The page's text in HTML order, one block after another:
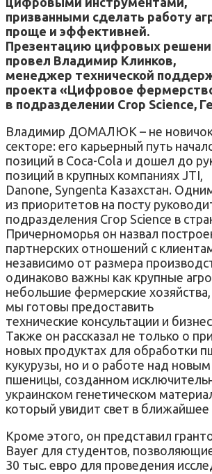
призванными сделать работу
проще и эффективней.
Презентацию цифровых
провел Владимир Клинков,
менеджер технической
проекта «Цифровое
в подразделении Crop Science,
Владимир ДОМАЛЮК – не новичок
секторе: его карьерный путь
позиций в Coca-Cola и дошел до
позиций в крупных компаниях JTI,
Danonе, Syngenta Казахстан.
из приоритетов на посту
подразделения Crop Science в
Причерноморья он назвал
партнерских отношений с
независимо от размера
одинаково важны как крупные
небольшие фермерские
мы готовы предоставить
технические консультации и
Также он рассказал не только о
новых продуктах для обработки
кукурузы, но и о работе над
пшеницы, созданном
украинском генетическом
который увидит свет в ближайшее
Кроме этого, он представил
Bayer для студентов,
30 тыс. евро для проведения